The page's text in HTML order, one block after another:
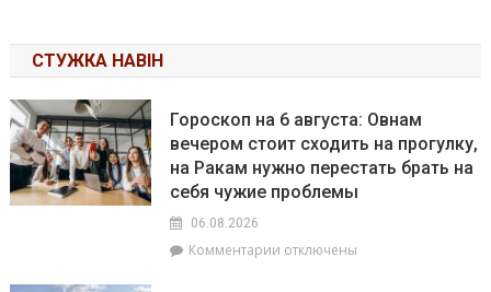
СТУЖКА НАВІН
Гороскоп на 6 августа: Овнам
вечером стоит сходить на прогулку,
на Ракам нужно перестать брать на
себя чужие проблемы
06.08.2026
Комментарии котключены